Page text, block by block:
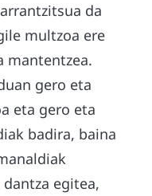
da
multzoa ere
mantentzea.
gero eta
eta gero eta
badira, baina
egitea,